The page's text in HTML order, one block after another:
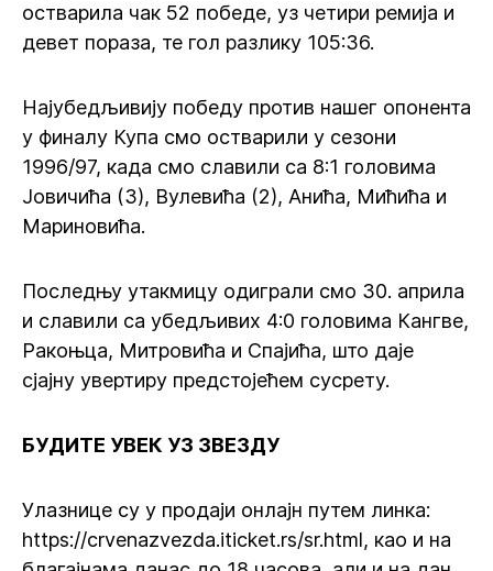
остварила чак 52 победе, уз четири ремија и
девет пораза, те гол разлику 105:36.
Најубедљивију победу против нашег опонента
у финалу Купа смо остварили у сезони
1996/97, када смо славили са 8:1 головима
Јовичића (3), Вулевића (2), Анића, Мићића и
Мариновића.
Последњу утакмицу одиграли смо 30. априла
и славили са убедљивих 4:0 головима Кангве,
Ракоњца, Митровића и Спајића, што даје
сјајну увертиру предстојећем сусрету.
БУДИТЕ УВЕК УЗ ЗВЕЗДУ
Улазнице су у продаји онлајн путем линка:
https://crvenazvezda.iticket.rs/sr.html, као и на